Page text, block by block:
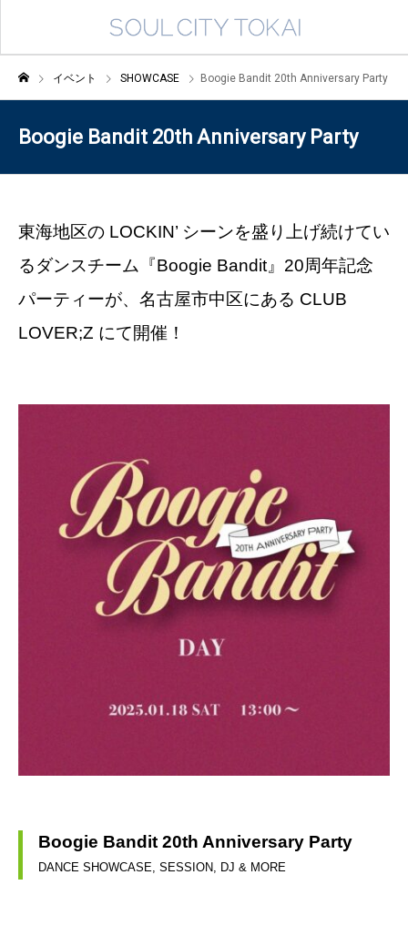
イベント SHOWCASE Boogie Bandit 20th Anniversary Party
Boogie Bandit 20th Anniversary Party
東海地区の LOCKIN’ シーンを盛り上げ続けてい
るダンスチーム『Boogie Bandit』20周年記念
パーティーが、名古屋市中区にある CLUB
LOVER;Z にて開催！
Boogie Bandit 20th Anniversary Party
DANCE SHOWCASE, SESSION, DJ & MORE